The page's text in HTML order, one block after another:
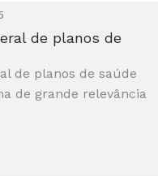
de planos de
de planos de saúde
de grande relevância